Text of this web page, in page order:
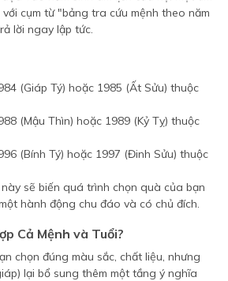
cụm từ "bảng tra cứu mệnh theo năm
lời ngay lập tức.
(Giáp Tý) hoặc 1985 (Ất Sửu) thuộc
(Mậu Thìn) hoặc 1989 (Kỷ Tỵ) thuộc
(Bính Tý) hoặc 1997 (Đinh Sửu) thuộc
sẽ biến quá trình chọn quà của bạn
hành động chu đáo và có chủ đích.
Cả Mệnh và Tuổi?
chọn đúng màu sắc, chất liệu, nhưng
lại bổ sung thêm một tầng ý nghĩa